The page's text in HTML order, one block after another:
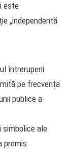
este
„independentă
întreruperii
pe frecvența
publice a
simbolice ale
promis